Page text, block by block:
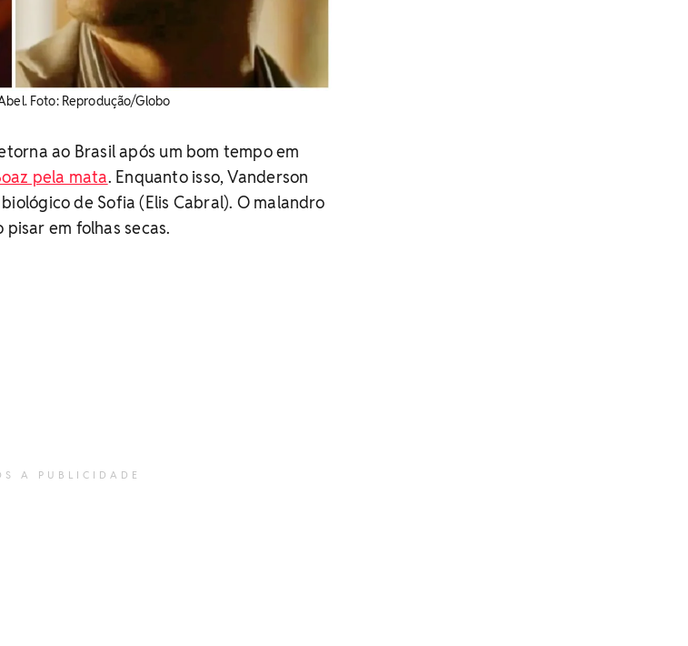
​Foto: Reprodução/Globo
ao Brasil após um bom tempo em
pela mata. Enquanto isso, Vanderson
de Sofia (Elis Cabral). O malandro
em folhas secas.
A PUBLICIDADE